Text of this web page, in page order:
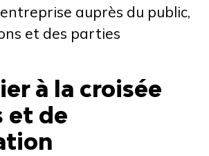
auprès du public,
et des parties
à la croisée
et de